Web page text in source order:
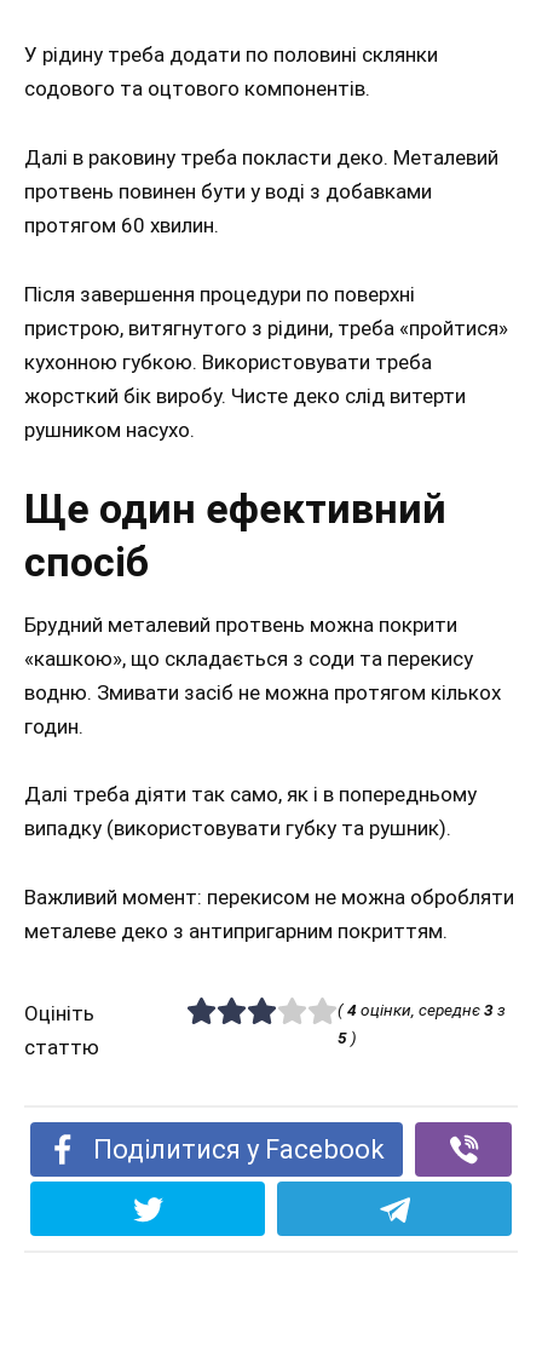
У рідину треба додати по половині склянки
содового та оцтового компонентів.
Далі в раковину треба покласти деко. Металевий
протвень повинен бути у воді з добавками
протягом 60 хвилин.
Після завершення процедури по поверхні
пристрою, витягнутого з рідини, треба «пройтися»
кухонною губкою. Використовувати треба
жорсткий бік виробу. Чисте деко слід витерти
рушником насухо.
Ще один ефективний
спосіб
Брудний металевий протвень можна покрити
«кашкою», що складається з соди та перекису
водню. Змивати засіб не можна протягом кількох
годин.
Далі треба діяти так само, як і в попередньому
випадку (використовувати губку та рушник).
Важливий момент: перекисом не можна обробляти
металеве деко з антипригарним покриттям.
Оцініть
статтю
(4 оцінки, середнє3з
5)
Поділитися у Facebook